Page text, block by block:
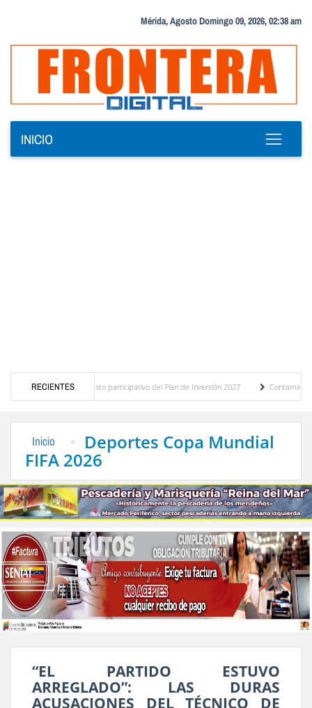
Mérida, Agosto Domingo 09, 2026, 02:38 am
INICIO
RECIENTES
del presupuesto participativo del Plan de Inversión 2027
Contaminación y
Inicio Deportes Copa Mundial
FIFA 2026
“EL PARTIDO ESTUVO
ARREGLADO”: LAS DURAS
ACUSACIONES DEL TÉCNICO DE